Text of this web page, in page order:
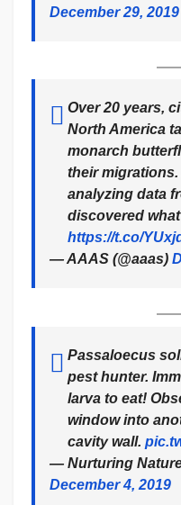
December 29, 2019
Over 20 years,
North America
monarch
their
analyzing data
discovered
https://t.co/
— AAAS (@aaas)
Passaloecus
pest hunter.
larva to eat!
window into
cavity wall.
— Nurturing
December 4, 2019